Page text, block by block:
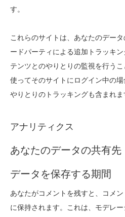
す。
これらのサイトは、あなたのデー
ードパーティによる追加トラッキ
テンツとのやりとりの監視を行う
使ってそのサイトにログイン中の
やりとりのトラッキングも含まれま
アナリティクス
あなたのデータの共有先
データを保存する期間
あなたがコメントを残すと、コメ
に保持されます。これは、モデレ